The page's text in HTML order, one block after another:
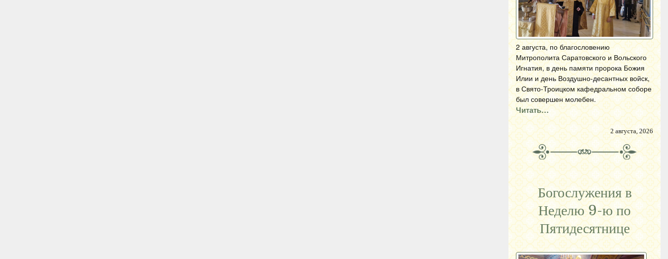
2 августа, по благословению
Митрополита Саратовского и Вольского
Игнатия, в день памяти пророка Божия
Илии и день Воздушно-десантных войск,
в Свято-Троицком кафедральном соборе
был совершен молебен.
Читать…
2 августа, 2026
Богослужения в
Неделю 9-ю по
Пятидесятнице